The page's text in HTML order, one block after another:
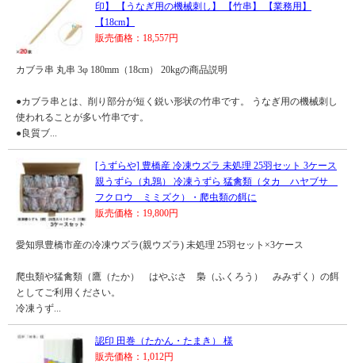
印】 【うなぎ用の機械刺し】 【竹串】 【業務用】
【18cm】
販売価格：18,557円
カブラ串 丸串 3φ 180mm（18cm） 20kgの商品説明
●カブラ串とは、削り部分が短く鋭い形状の竹串です。 うなぎ用の機械刺し
使われることが多い竹串です。
●良質ブ...
[うずらや] 豊橋産 冷凍ウズラ 未処理 25羽セット 3ケース
親うずら（丸鶉） 冷凍うずら 猛禽類（タカ ハヤブサ
フクロウ ミミズク）・爬虫類の餌に
販売価格：19,800円
愛知県豊橋市産の冷凍ウズラ(親ウズラ) 未処理 25羽セット×3ケース
爬虫類や猛禽類（鷹（たか） はやぶさ 梟（ふくろう） みみずく）の餌
としてご利用ください。
冷凍うず...
認印 田巻（たかん・たまき） 様
販売価格：1,012円